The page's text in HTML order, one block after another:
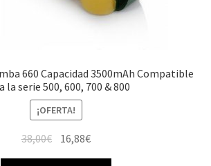
660 Capacidad 3500mAh Compatible
la serie 500, 600, 700 & 800
¡OFERTA!
38,00€ El16,88€El